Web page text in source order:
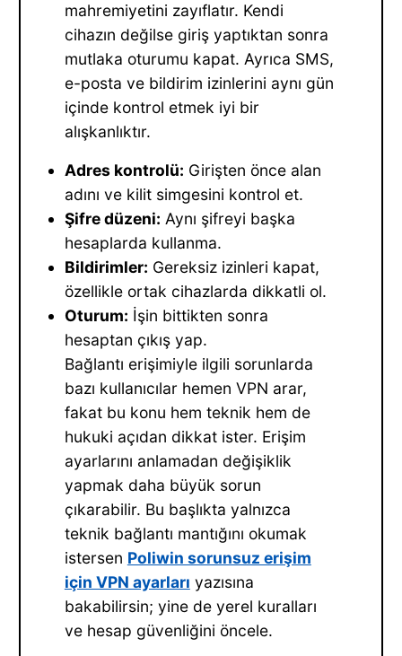
mahremiyetini zayıflatır. Kendi
cihazın değilse giriş yaptıktan sonra
mutlaka oturumu kapat. Ayrıca SMS,
e-posta ve bildirim izinlerini aynı gün
içinde kontrol etmek iyi bir
alışkanlıktır.
Adres kontrolü: Girişten önce alan
adını ve kilit simgesini kontrol et.
Şifre düzeni: Aynı şifreyi başka
hesaplarda kullanma.
Bildirimler: Gereksiz izinleri kapat,
özellikle ortak cihazlarda dikkatli ol.
Oturum: İşin bittikten sonra
hesaptan çıkış yap.
Bağlantı erişimiyle ilgili sorunlarda
bazı kullanıcılar hemen VPN arar,
fakat bu konu hem teknik hem de
hukuki açıdan dikkat ister. Erişim
ayarlarını anlamadan değişiklik
yapmak daha büyük sorun
çıkarabilir. Bu başlıkta yalnızca
teknik bağlantı mantığını okumak
istersen Poliwin sorunsuz erişim
için VPN ayarları yazısına
bakabilirsin; yine de yerel kuralları
ve hesap güvenliğini öncele.